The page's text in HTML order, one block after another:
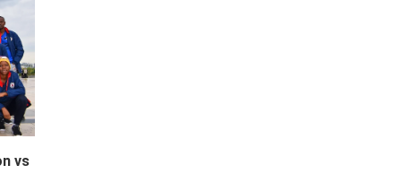
vs